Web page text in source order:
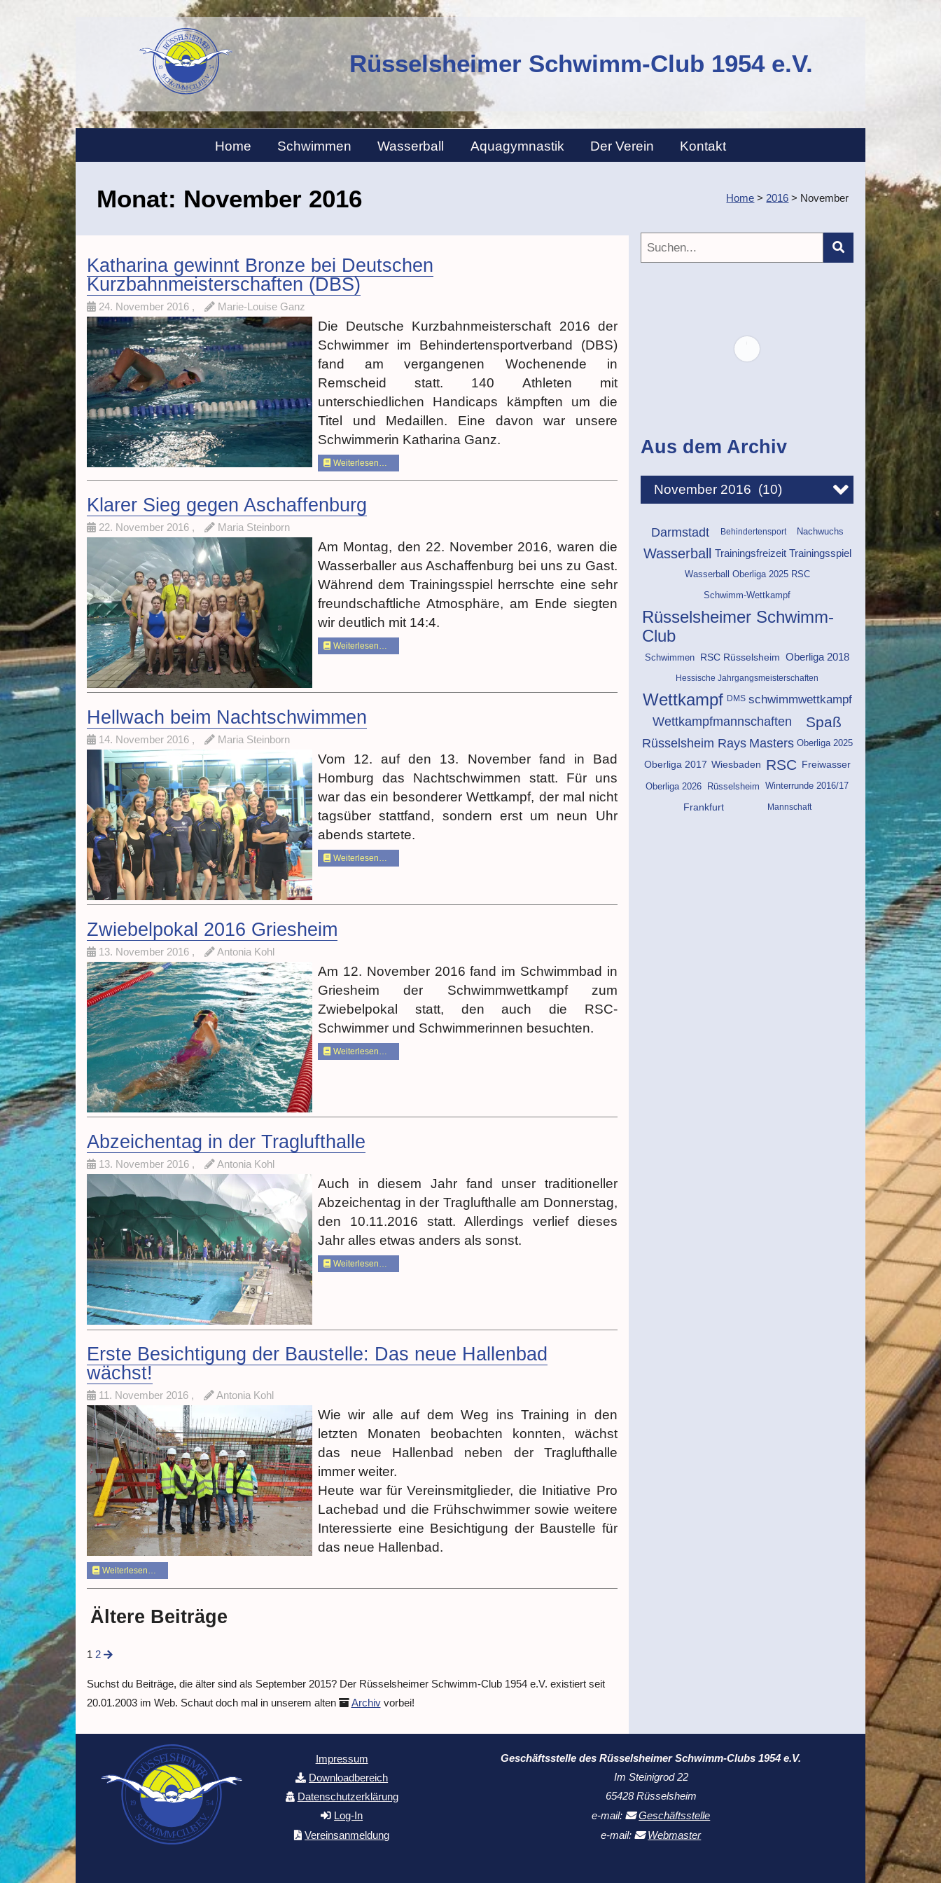
Rüsselsheimer Schwimm-Club 1954 e.V.
Home Schwimmen Wasserball Aquagymnastik Der Verein Kontakt
Monat: November 2016 Home > 2016 > November
Katharina gewinnt Bronze bei Deutschen
Kurzbahnmeisterschaften (DBS)
24. November 2016 , Marie-Louise Ganz
Die Deutsche Kurzbahnmeisterschaft 2016 der
Schwimmer im Behinderten­sportverband (DBS)
fand am vergangenen Wochenende in
Remscheid statt. 140 Athleten mit
unterschiedlichen Handicaps kämpften um die
Titel und Medaillen. Eine davon war unsere
Schwimmerin Katharina Ganz.
Weiterlesen…
Klarer Sieg gegen Aschaffenburg
22. November 2016 , Maria Steinborn
Am Montag, den 22. November 2016, waren die
Wasserballer aus Aschaffenburg bei uns zu Gast.
Während dem Trainingsspiel herrschte eine sehr
freundschaftliche Atmosphäre, am Ende siegten
wir deutlich mit 14:4.
Weiterlesen…
Hellwach beim Nachtschwimmen
14. November 2016 , Maria Steinborn
Vom 12. auf den 13. November fand in Bad
Homburg das Nachtschwimmen statt. Für uns
war das ein besonderer Wettkampf, der mal nicht
tagsüber stattfand, sondern erst um neun Uhr
abends startete.
Weiterlesen…
Zwiebelpokal 2016 Griesheim
13. November 2016 , Antonia Kohl
Am 12. November 2016 fand im Schwimmbad in
Griesheim der Schwimmwettkampf zum
Zwiebelpokal statt, den auch die RSC-
Schwimmer und Schwimmerinnen besuchten.
Weiterlesen…
Abzeichentag in der Traglufthalle
13. November 2016 , Antonia Kohl
Auch in diesem Jahr fand unser traditioneller
Abzeichentag in der Traglufthalle am Donnerstag,
den 10.11.2016 statt. Allerdings verlief dieses
Jahr alles etwas anders als sonst.
Weiterlesen…
Erste Besichtigung der Baustelle: Das neue Hallenbad
wächst!
11. November 2016 , Antonia Kohl
Wie wir alle auf dem Weg ins Training in den
letzten Monaten beobachten konnten, wächst
das neue Hallenbad neben der Traglufthalle
immer weiter.
Heute war für Vereinsmitglieder, die Initiative Pro
Lachebad und die Frühschwimmer sowie weitere
Interessierte eine Besichtigung der Baustelle für
das neue Hallenbad.
Weiterlesen…
Ältere Beiträge
1 2
Suchst du Beiträge, die älter sind als September 2015? Der Rüsselsheimer Schwimm-Club 1954 e.V. existiert seit
20.01.2003 im Web. Schaut doch mal in unserem alten
Archivvorbei!
Aus dem Archiv
Darmstadt Behindertensport Nachwuchs
Wasserball Trainingsfreizeit Trainingsspiel
Wasserball Oberliga 2025 RSC
Schwimm-Wettkampf
Rüsselsheimer Schwimm-
Club
Schwimmen RSC Rüsselsheim Oberliga 2018
Hessische Jahrgangsmeisterschaften
Wettkampf DMS schwimmwettkampf
Wettkampfmannschaften Spaß
Rüsselsheim Rays Masters Oberliga 2025
Oberliga 2017 Wiesbaden RSC Freiwasser
Oberliga 2026 Rüsselsheim Winterrunde 2016/17
Frankfurt Mannschaft
Impressum
Downloadbereich
Datenschutzerklärung
Log-In
Vereinsanmeldung
Geschäftsstelle des Rüsselsheimer Schwimm-Clubs 1954 e.V.
Im Steinigrod 22
65428 Rüsselsheim
e-mail:
Geschäftsstelle
e-mail:
Webmaster